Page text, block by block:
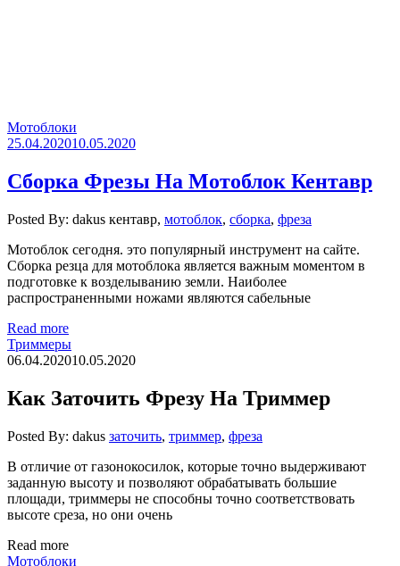
Мотоблоки
25.04.202010.05.2020
Сборка Фрезы На Мотоблок Кентавр
Posted By: dakus кентавр, мотоблок, сборка, фреза
Мотоблок сегодня. это популярный инструмент на сайте.
Сборка резца для мотоблока является важным моментом в
подготовке к возделыванию земли. Наиболее
распространенными ножами являются сабельные
Read more
Триммеры
06.04.202010.05.2020
Как Заточить Фрезу На Триммер
Posted By: dakus заточить, триммер, фреза
В отличие от газонокосилок, которые точно выдерживают
заданную высоту и позволяют обрабатывать большие
площади, триммеры не способны точно соответствовать
высоте среза, но они очень
Read more
Мотоблоки